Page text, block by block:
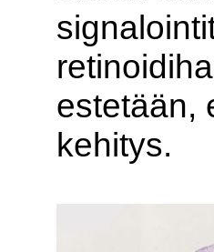
estetään,
kehitys.